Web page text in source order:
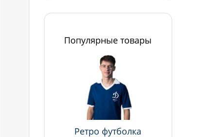
Популярные товары
Ретро футболка